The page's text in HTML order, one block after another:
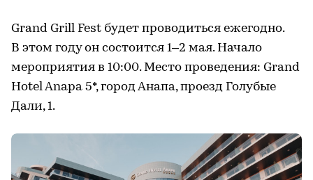
Grand Grill Fest будет проводиться ежегодно.
В этом году он состоится 1–2 мая. Начало
мероприятия в 10:00. Место проведения: Grand
Hotel Anapa 5*, город Анапа, проезд Голубые
Дали, 1.